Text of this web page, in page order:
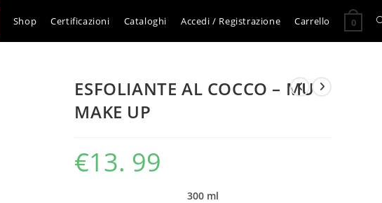
Shop Certificazioni Cataloghi Accedi / Registrazione Carrello 0
ESFOLIANTE AL COCCO – MU
MAKE UP
€13. 99
300 ml